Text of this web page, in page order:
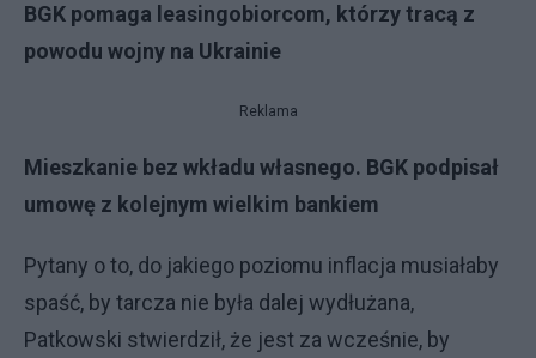
BGK pomaga leasingobiorcom, którzy tracą z
powodu wojny na Ukrainie
Reklama
Mieszkanie bez wkładu własnego. BGK podpisał
umowę z kolejnym wielkim bankiem
Pytany o to, do jakiego poziomu inflacja musiałaby
spaść, by tarcza nie była dalej wydłużana,
Patkowski stwierdził, że jest za wcześnie, by